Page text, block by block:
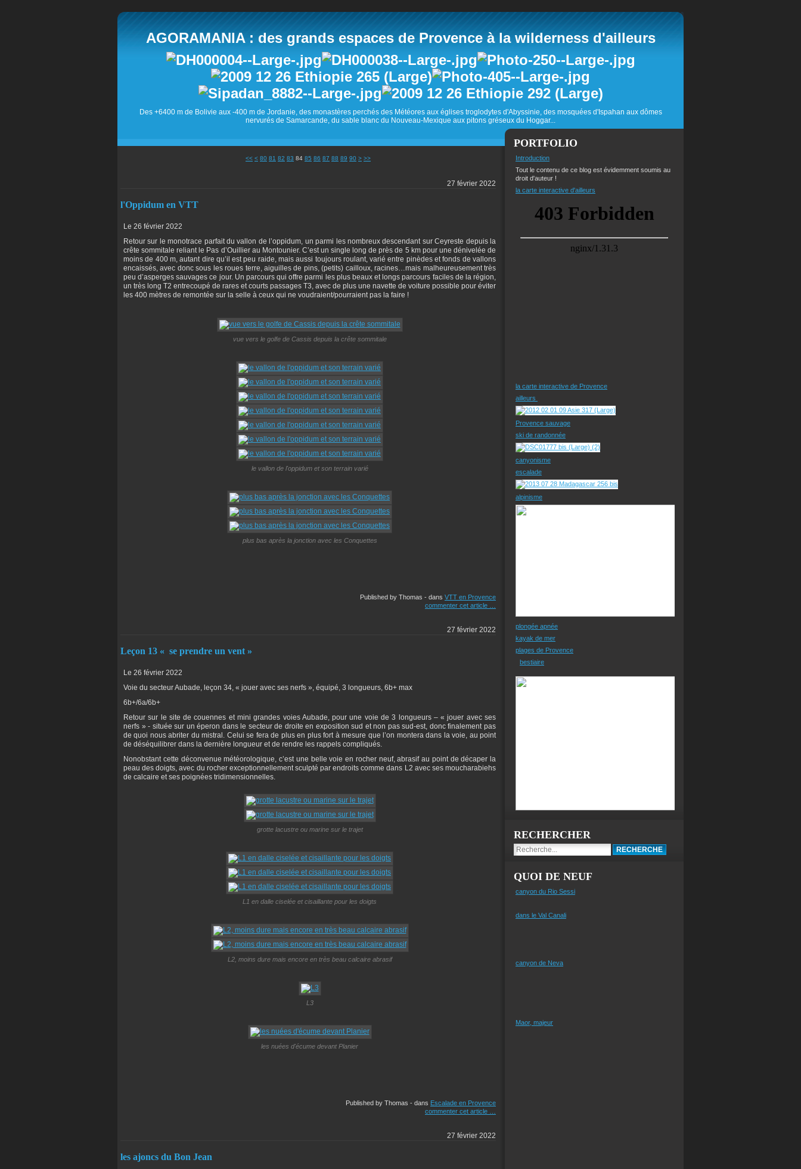
AGORAMANIA : des grands espaces de Provence à la wilderness d'ailleurs
Des +6400 m de Bolivie aux -400 m de Jordanie, des monastères perchés des Météores aux églises troglodytes d'Abyssinie, des mosquées d'Ispahan aux dômes
nervurés de Samarcande, du sable blanc du Nouveau-Mexique aux pitons gréseux du Hoggar...
<< < 10
20
30
40
50
60
70
80 81 82 83 84 85 86 87 88 89 90 100
200
> >>
27 février 2022
l'Oppidum en VTT
Le 26 février 2022
Retour sur le monotrace parfait du vallon de l’oppidum, un parmi les nombreux descendant sur Ceyreste depuis la
crête sommitale reliant le Pas d’Ouillier au Montounier. C’est un single long de près de 5 km pour une dénivelée de
moins de 400 m, autant dire qu’il est peu raide, mais aussi toujours roulant, varié entre pinèdes et fonds de vallons
encaissés, avec donc sous les roues terre, aiguilles de pins, (petits) cailloux, racines…mais malheureusement très
peu d’asperges sauvages ce jour. Un parcours qui offre parmi les plus beaux et longs parcours faciles de la région,
un très long T2 entrecoupé de rares et courts passages T3, avec de plus une navette de voiture possible pour éviter
les 400 mètres de remontée sur la selle à ceux qui ne voudraient/pourraient pas la faire !
vue vers le golfe de Cassis depuis la crête sommitale
le vallon de l'oppidum et son terrain varié
plus bas après la jonction avec les Conquettes
Published by Thomas - dans VTT en Provence
commenter cet article
27 février 2022
Leçon 13 « se prendre un vent »
Le 26 février 2022
Voie du secteur Aubade, leçon 34, « jouer avec ses nerfs », équipé, 3 longueurs, 6b+ max
6b+/6a/6b+
Retour sur le site de couennes et mini grandes voies Aubade, pour une voie de 3 longueurs – « jouer avec ses
nerfs » - située sur un éperon dans le secteur de droite en exposition sud et non pas sud-est, donc finalement pas
de quoi nous abriter du mistral. Celui se fera de plus en plus fort à mesure que l’on montera dans la voie, au point
de déséquilibrer dans la dernière longueur et de rendre les rappels compliqués.
Nonobstant cette déconvenue météorologique, c’est une belle voie en rocher neuf, abrasif au point de décaper la
peau des doigts, avec du rocher exceptionnellement sculpté par endroits comme dans L2 avec ses moucharabiehs
de calcaire et ses poignées tridimensionnelles.
grotte lacustre ou marine sur le trajet
L1 en dalle ciselée et cisaillante pour les doigts
L2, moins dure mais encore en très beau calcaire abrasif
L3
les nuées d'écume devant Planier
Published by Thomas - dans Escalade en Provence
commenter cet article
27 février 2022
les ajoncs du Bon Jean
PORTFOLIO
Introduction
Tout le contenu de ce blog est évidemment soumis au
droit d'auteur !
la carte interactive d'ailleurs
la carte interactive de Provence
ailleurs
Provence sauvage
ski de randonnée
canyonisme
escalade
alpinisme
plongée apnée
kayak de mer
plages de Provence
bestiaire
RECHERCHER
QUOI DE NEUF
canyon du Rio Sessi
dans le Val Canali
canyon de Neva
Maor, majeur